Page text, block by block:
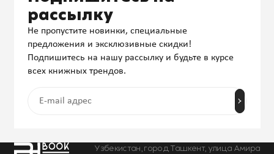
Узбекистан, город Ташкент, улица Амира
рассылку
Не пропустите новинки, специальные
предложения и эксклюзивные скидки!
Подпишитесь на нашу рассылку и будьте в курсе
всех книжных трендов.